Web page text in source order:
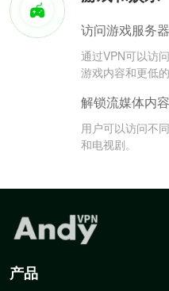
访问游戏服务器
通过VPN可以访
游戏内容和更低的
解锁流媒体内容
用户可以访问不
和电视剧。
产品